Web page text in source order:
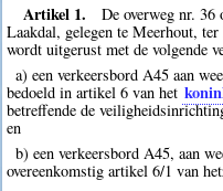
Artikel 1.
De overweg nr.
Laakdal, gelegen te Meerhout,
wordt uitgerust met de volgende
a) een verkeersbord A45 aan
bedoeld in artikel 6 van het
betreffende de
en
b) een verkeersbord A45, aan
overeenkomstig artikel 6/1 van